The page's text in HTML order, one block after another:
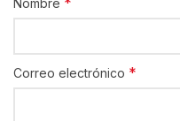
Nombre
Correo electrónico *